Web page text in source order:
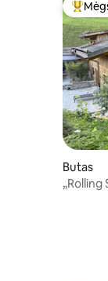
Butas
„Rolling